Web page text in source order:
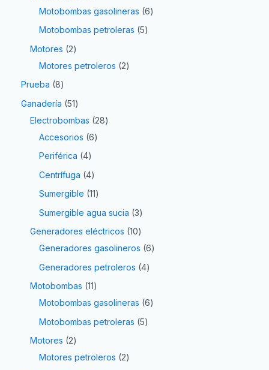
Motobombas gasolineras 6
Motobombas petroleras 5
Motores
2
Motores petroleros
2
Prueba 8
Ganadería 51
Electrobombas
28
Accesorios 6
Periférica 4
Centrífuga 4
Sumergible 11
Sumergible agua sucia 3
Generadores eléctricos 10
Generadores gasolineros 6
Generadores petroleros 4
Motobombas 11
Motobombas gasolineras 6
Motobombas petroleras 5
Motores
2
Motores petroleros
2